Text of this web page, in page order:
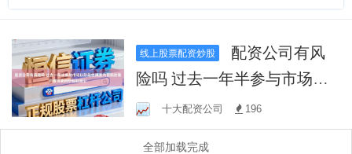
线上股票配资炒股
险吗 过去一年半参与市场以
阶段性爆发为目标的账户群
体使用炒股配资公
十大配资公司 196
全部加载完成